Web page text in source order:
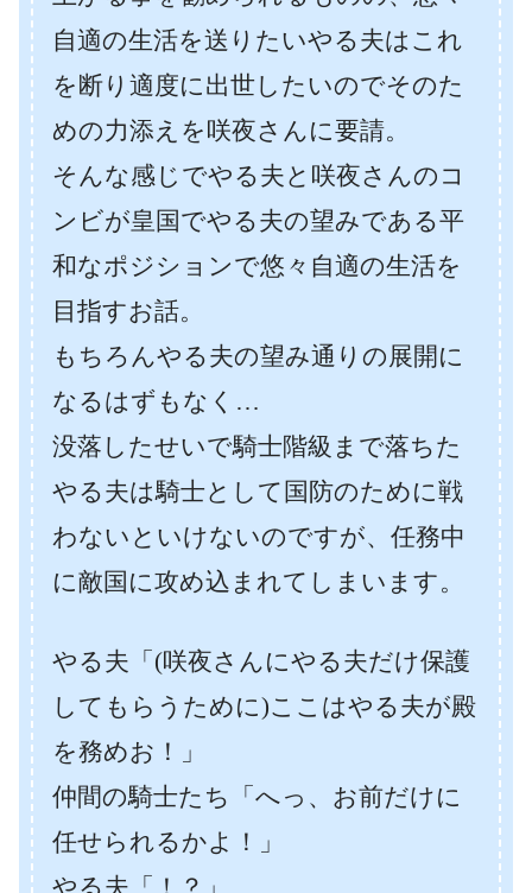
自適の生活を送りたいやる夫はこれ
を断り適度に出世したいのでそのた
めの力添えを咲夜さんに要請。
そんな感じでやる夫と咲夜さんのコ
ンビが皇国でやる夫の望みである平
和なポジションで悠々自適の生活を
目指すお話。
もちろんやる夫の望み通りの展開に
なるはずもなく…
没落したせいで騎士階級まで落ちた
やる夫は騎士として国防のために戦
わないといけないのですが、 任務中
に敵国に攻め込まれてしまいます。
やる夫「(咲夜さんにやる夫だけ保護
してもらうために)ここはやる夫が殿
を務めお！」
仲間の騎士たち「へっ、お前だけに
任せられるかよ！」
やる夫「！？」